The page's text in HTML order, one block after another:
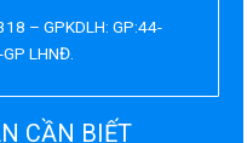
– GPKDLH: GP:44-
LHNĐ.
CẦN BIẾT